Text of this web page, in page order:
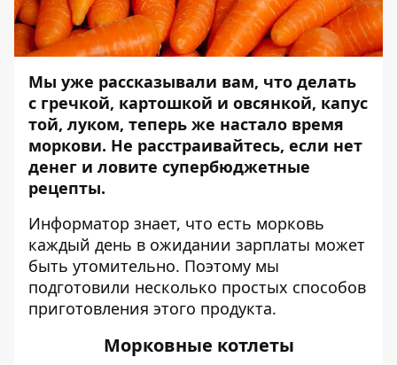
Мы уже рассказывали вам, что делать
с гречкой, картошкой и овсянкой, капус
той, луком, теперь же настало время
моркови. Не расстраивайтесь, если нет
денег и ловите супербюджетные
рецепты.
Информатор знает, что есть морковь
каждый день в ожидании зарплаты может
быть утомительно. Поэтому мы
подготовили несколько простых способов
приготовления этого продукта.
Морковные котлеты